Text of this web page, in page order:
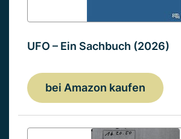
UFO – Ein Sachbuch (2026)
bei Amazon kaufen